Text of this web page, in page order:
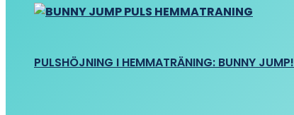
PULSHÖJNING I HEMMATRÄNING: BUNNY JUMP!